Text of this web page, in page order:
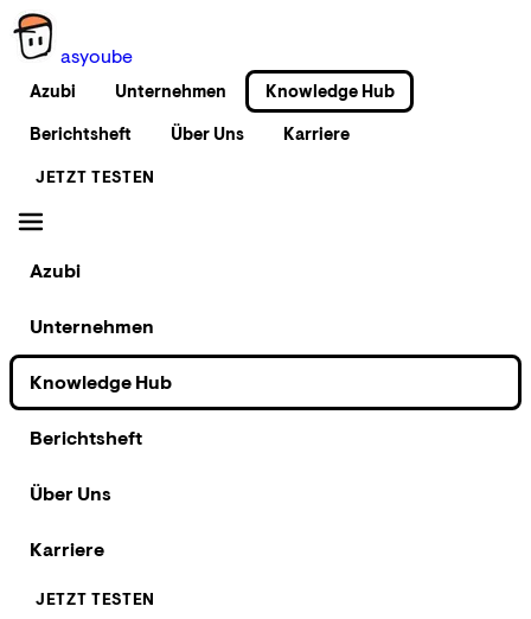
asyoube
Azubi Unternehmen
Knowledge Hub
Berichtsheft
Über Uns Karriere
JETZT TESTEN
Azubi
Unternehmen
Knowledge Hub
Berichtsheft
Über Uns
Karriere
JETZT TESTEN